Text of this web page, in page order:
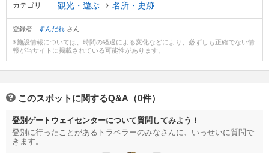
カテゴリ 観光・遊ぶ 名所・史跡
登録者 ずんだれ さん
※施設情報については、時間の経過による変化などにより、必ずしも正確でない情
報が当サイトに掲載されている可能性があります。
このスポットに関するQ&A（0件）
登別ゲートウェイセンターについて質問してみよう！
登別に行ったことがあるトラベラーのみなさんに、いっせいに質問で
きます。